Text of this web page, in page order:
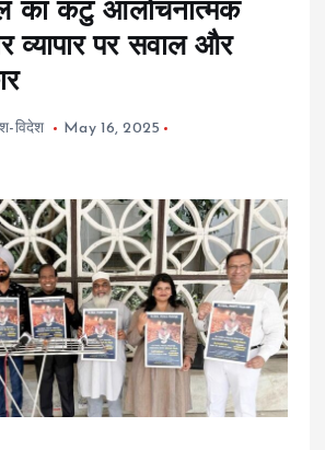
का कटु आलोचनात्मक
व्यापार पर सवाल और
विदेश
May 16, 2025